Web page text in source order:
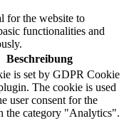
for the website to
functionalities and
Beschreibung
is set by GDPR Cookie
The cookie is used
user consent for the
the category "Analytics".